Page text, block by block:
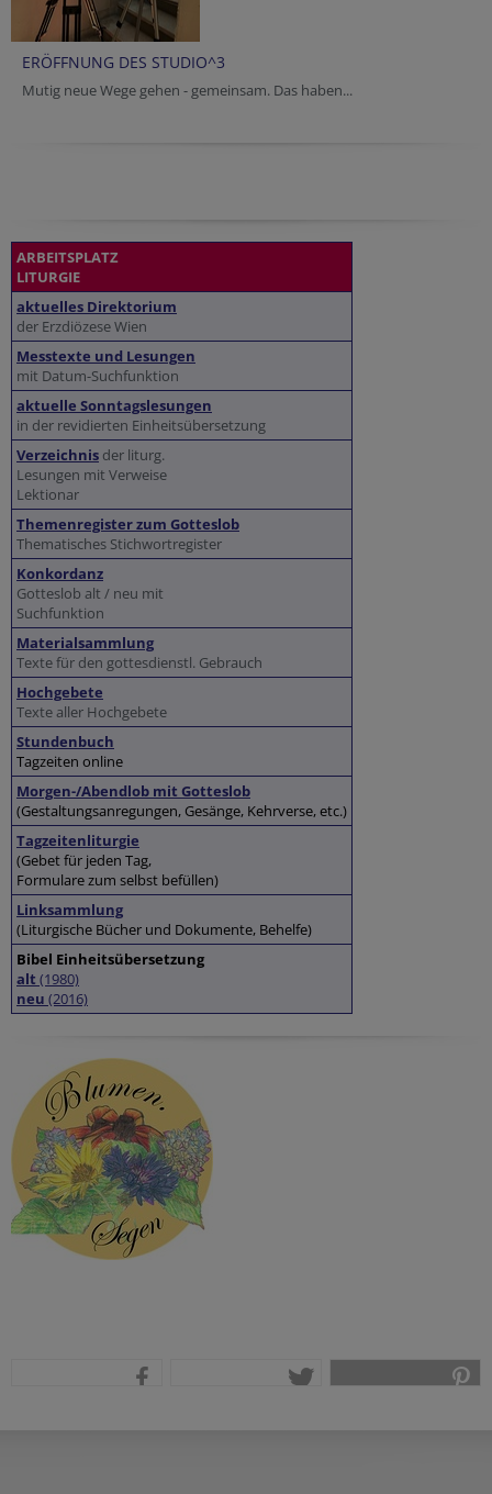
ERÖFFNUNG DES STUDIO^3
Mutig neue Wege gehen - gemeinsam. Das haben...
ARBEITSPLATZ
LITURGIE
aktuelles Direktorium
der Erzdiözese Wien
Messtexte und Lesungen
mit Datum-Suchfunktion
aktuelle Sonntagslesungen
in der revidierten Einheitsübersetzung
Verzeichnis der liturg.
Lesungen mit Verweise
Lektionar
Themenregister zum Gotteslob
Thematisches Stichwortregister
Konkordanz
Gotteslob alt / neu mit
Suchfunktion
Materialsammlung
Texte für den gottesdienstl. Gebrauch
Hochgebete
Texte aller Hochgebete
Stundenbuch
Tagzeiten online
Morgen-/Abendlob mit Gotteslob
(Gestaltungsanregungen, Gesänge, Kehrverse, etc.)
Tagzeitenliturgie
(Gebet für jeden Tag,
Formulare zum selbst befüllen)
Linksammlung
(Liturgische Bücher und Dokumente, Behelfe)
Bibel Einheitsübersetzung
alt (1980)
neu (2016)